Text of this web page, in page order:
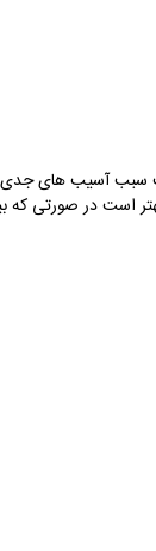
سبب آسیب های
است در صورتی که